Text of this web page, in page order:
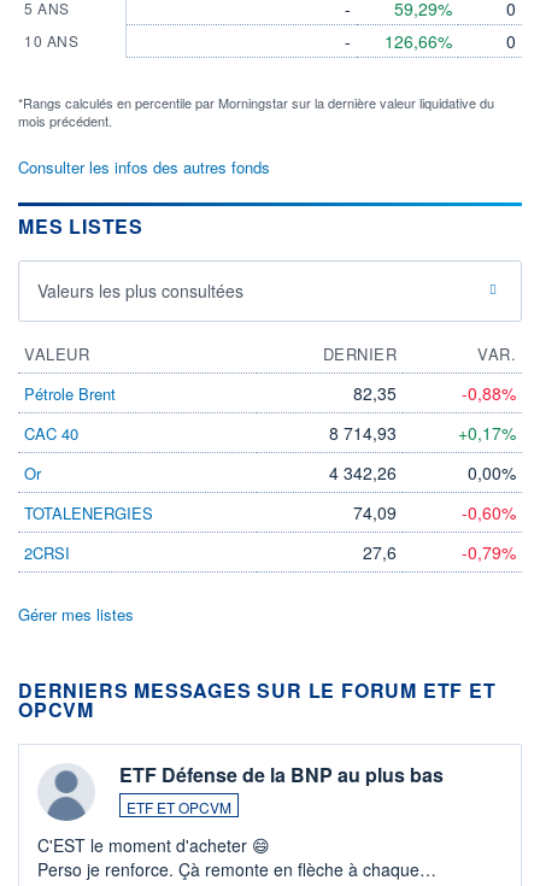
5 ANS
10 ANS
-
-
59,29%
126,66%
0
0
*Rangs calculés en percentile par Morningstar sur la dernière valeur liquidative du
mois précédent.
Consulter les infos des autres fonds
MES LISTES
Valeurs les plus consultées
VALEUR DERNIER
VAR.
Pétrole Brent
82,35 -0,88%
CAC 40 8 714,93 +0,17%
Or 4 342,26 0,00%
TOTALENERGIES 74,09 -0,60%
2CRSI 27,6 -0,79%
Gérer mes listes
DERNIERS MESSAGES SUR LE FORUM ETF ET
OPCVM
ETF Défense de la BNP au plus bas
ETF ET OPCVM
C'EST le moment d'acheter 😄​
Perso je renforce. Çà remonte en flèche à chaque